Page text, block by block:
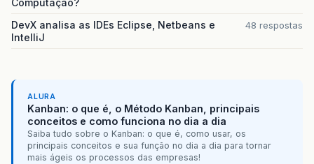
Computação?
DevX analisa as IDEs Eclipse, Netbeans e
IntelliJ
48 respostas
ALURA
Kanban: o que é, o Método Kanban, principais
conceitos e como funciona no dia a dia
Saiba tudo sobre o Kanban: o que é, como usar, os
principais conceitos e sua função no dia a dia para tornar
mais ágeis os processos das empresas!